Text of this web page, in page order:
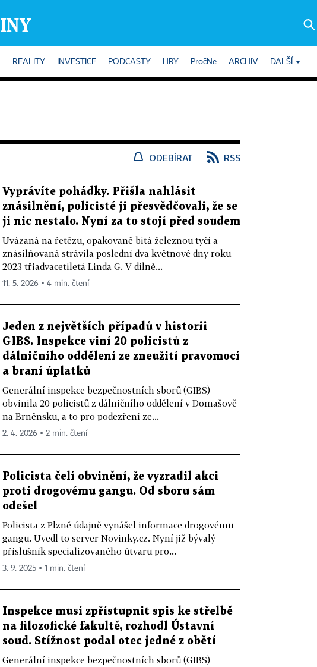
REALITY INVESTICE PODCASTY HRY PročNe ARCHIV DALŠÍ
ODEBÍRAT RSS
Vyprávíte pohádky. Přišla nahlásit
znásilnění, policisté ji přesvědčovali, že se
jí nic nestalo. Nyní za to stojí před soudem
Uvázaná na řetězu, opakovaně bitá železnou tyčí a
znásilňovaná strávila poslední dva květnové dny roku
2023 třiadvacetiletá Linda G. V dílně...
11. 5. 2026 ▪ 4 min. čtení
Jeden z největších případů v historii
GIBS. Inspekce viní 20 policistů z
dálničního oddělení ze zneužití pravomocí
a braní úplatků
Generální inspekce bezpečnostních sborů (GIBS)
obvinila 20 policistů z dálničního oddělení v Domašově
na Brněnsku, a to pro podezření ze...
2. 4. 2026 ▪ 2 min. čtení
Policista čelí obvinění, že vyzradil akci
proti drogovému gangu. Od sboru sám
odešel
Policista z Plzně údajně vynášel informace drogovému
gangu. Uvedl to server Novinky.cz. Nyní již bývalý
příslušník specializovaného útvaru pro...
3. 9. 2025 ▪ 1 min. čtení
Inspekce musí zpřístupnit spis ke střelbě
na filozofické fakultě, rozhodl Ústavní
soud. Stížnost podal otec jedné z obětí
Generální inspekce bezpečnostních sborů (GIBS)